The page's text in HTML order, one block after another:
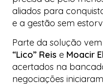
aliados para
e a gestão sem
Parte da solução
“Lico” Reis e Moacir
acertados na
negociações